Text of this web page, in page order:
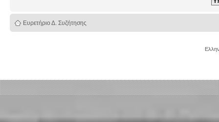
Ευρετήριο Δ. Συζήτησης